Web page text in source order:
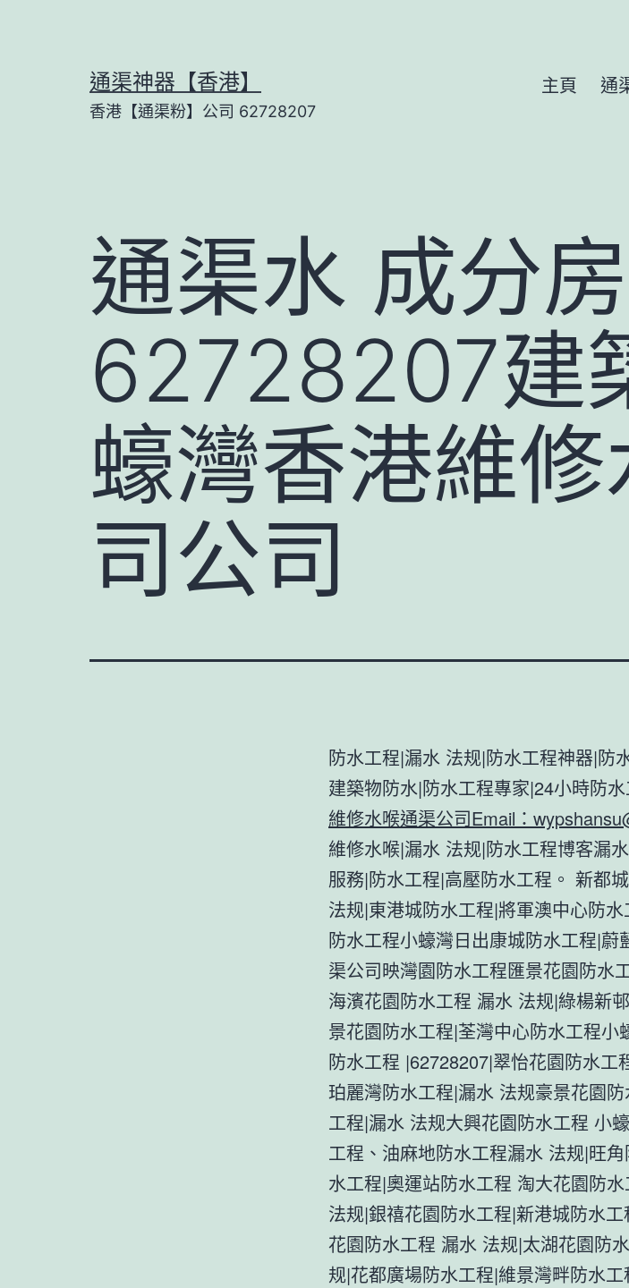
通渠神器【香港】
香港【通渠粉】公司 62728207
主頁 通
通渠水 成分
62728207建
蠔灣香港維
司公司
防水工程|漏水 法规|防水工程神器|防
建築物防水|防水工程專家|24小時防
維修水喉通渠公司Email：
維修水喉|漏水 法规|防水工程博客漏
服務|防水工程|高壓防水工程。 新都
法规|東港城防水工程|將軍澳中心防
防水工程小蠔灣日出康城防水工程|
渠公司映灣園防水工程匯景花園防水
海濱花園防水工程 漏水 法规|綠楊新
景花園防水工程|荃灣中心防水工程
防水工程 |62728207|翠怡花園防水工
珀麗灣防水工程|漏水 法规豪景花園
工程|漏水 法规大興花園防水工程 小
工程、油麻地防水工程漏水 法规|旺
水工程|奧運站防水工程 淘大花園防
法规|銀禧花園防水工程|新港城防水
花園防水工程 漏水 法规|太湖花園防
规|花都廣場防水工程|維景灣畔防水